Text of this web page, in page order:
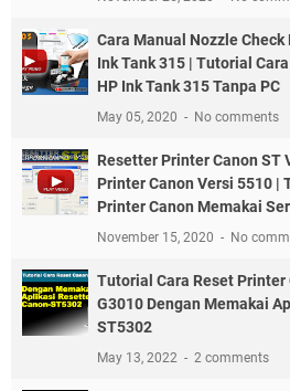
Cara Manual Nozzle
Ink Tank 315 | Tutorial
HP Ink Tank 315 Tanpa PC
May 05, 2020 No comments
Resetter Printer Canon ST
Printer Canon Versi 5510 |
Printer Canon Memakai
November 15, 2020 No
Tutorial Cara Reset Printer
G3010 Dengan Memakai
ST5302
May 13, 2022 2 comments